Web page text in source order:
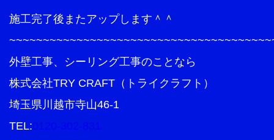
施工完了後またアップします＾＾
外壁工事、シーリング工事のことなら
株式会社TRY CRAFT（トライクラフト）
埼玉県川越市寺山46-1
TEL: